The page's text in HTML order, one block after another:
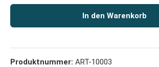
In den Warenkorb
Produktnummer: ART-10003